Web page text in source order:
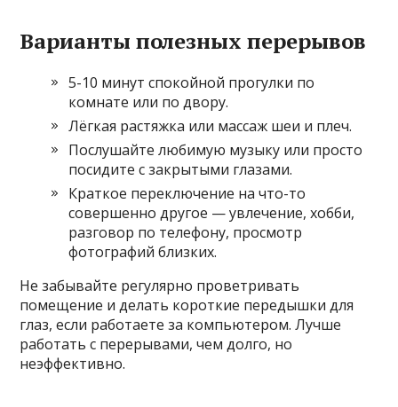
Варианты полезных перерывов
5-10 минут спокойной прогулки по
комнате или по двору.
Лёгкая растяжка или массаж шеи и плеч.
Послушайте любимую музыку или просто
посидите с закрытыми глазами.
Краткое переключение на что-то
совершенно другое — увлечение, хобби,
разговор по телефону, просмотр
фотографий близких.
Не забывайте регулярно проветривать
помещение и делать короткие передышки для
глаз, если работаете за компьютером. Лучше
работать с перерывами, чем долго, но
неэффективно.